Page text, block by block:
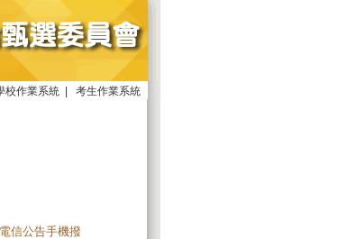
校作業系統 考生作業系統
信公告手機撥